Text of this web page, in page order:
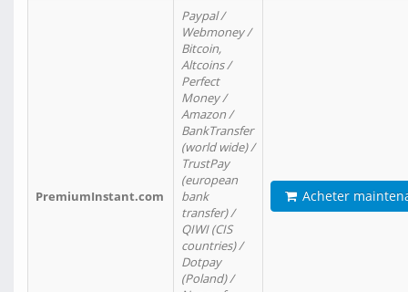
PremiumInstant.com
Paypal /
Webmoney /
Bitcoin,
Altcoins /
Perfect
Money /
Amazon /
BankTransfer
(world wide) /
TrustPay
(european
bank
transfer) /
QIWI (CIS
countries) /
Dotpay
(Poland) /
Acheter